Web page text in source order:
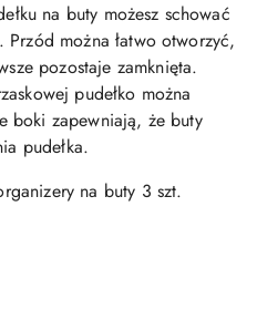
na buty możesz schować
można łatwo otworzyć,
pozostaje zamknięta.
pudełko można
boki zapewniają, że buty
pudełka.
na buty 3 szt.